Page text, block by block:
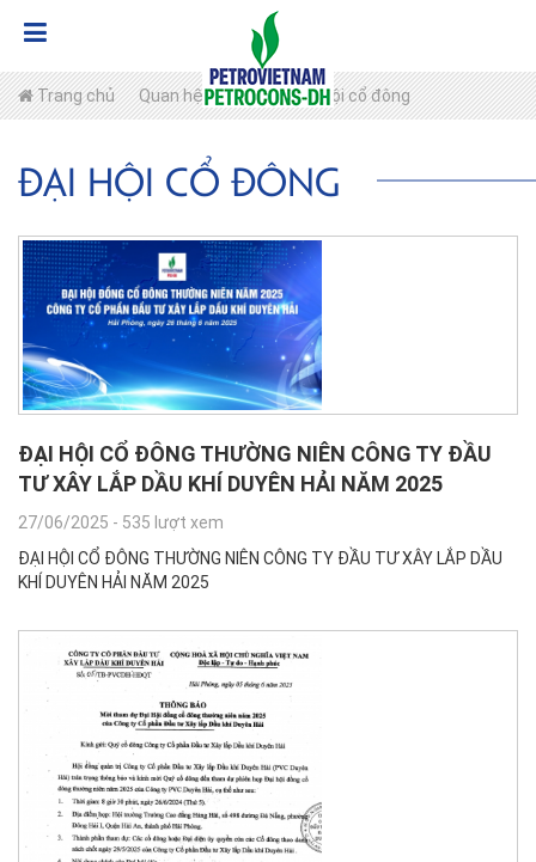
Trang chủ Quan hệ cổ đông Đại hội cổ đông
Đại hội cổ đông
ĐẠI HỘI CỔ ĐÔNG THƯỜNG NIÊN CÔNG TY ĐẦU
TƯ XÂY LẮP DẦU KHÍ DUYÊN HẢI NĂM 2025
27/06/2025 - 535 lượt xem
ĐẠI HỘI CỔ ĐÔNG THƯỜNG NIÊN CÔNG TY ĐẦU TƯ XÂY LẮP DẦU
KHÍ DUYÊN HẢI NĂM 2025